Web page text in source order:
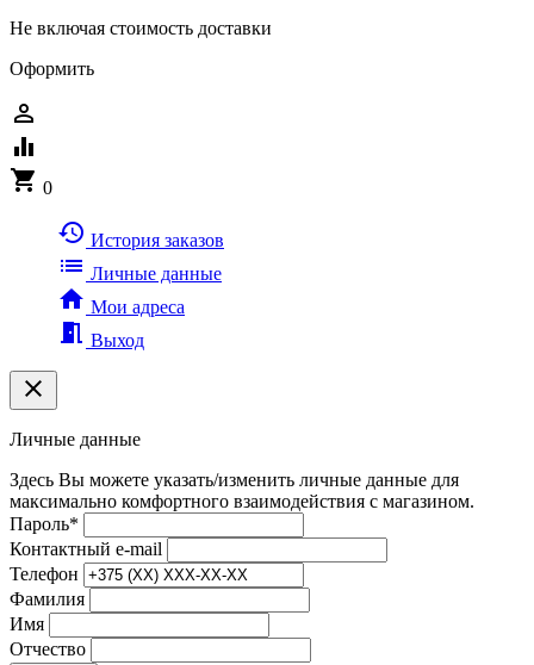
Не включая стоимость доставки
Оформить
person_outline
equalizer
shopping_cart 0
history История заказов
list Личные данные
home Мои адреса
meeting_room Выход
clear
Личные данные
Здесь Вы можете указать/изменить личные данные для
максимально комфортного взаимодействия с магазином.
Пароль*
Контактный e-mail
Телефон
Фамилия
Имя
Отчество